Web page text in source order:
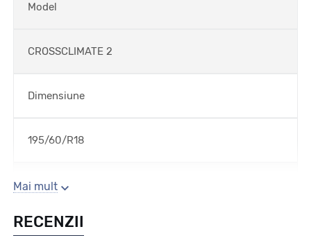
Model
CROSSCLIMATE 2
Dimensiune
195/60/R18
Sezon
All season
Mai mult
RECENZII